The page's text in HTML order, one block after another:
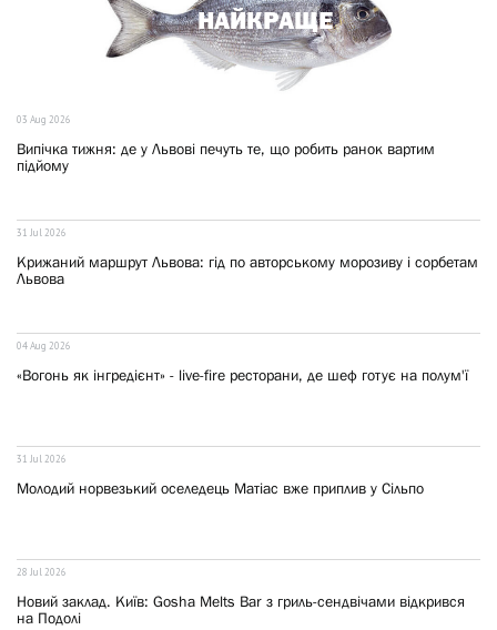
НАЙКРАЩЕ
03 Aug 2026
Випічка тижня: де у Львові печуть те, що робить ранок вартим
підйому
31 Jul 2026
Крижаний маршрут Львова: гід по авторському морозиву і сорбетам
Львова
04 Aug 2026
«Вогонь як інгредієнт» - live-fire ресторани, де шеф готує на полум'ї
31 Jul 2026
Молодий норвезький оселедець Матіас вже приплив у Сільпо
28 Jul 2026
Новий заклад. Київ: Gosha Melts Bar з гриль-сендвічами відкрився
на Подолі